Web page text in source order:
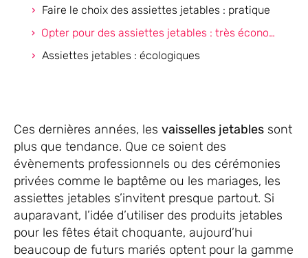
Faire le choix des assiettes jetables : pratique
Opter pour des assiettes jetables : très économique
Assiettes jetables : écologiques
Ces dernières années, les vaisselles jetables sont
plus que tendance. Que ce soient des
évènements professionnels ou des cérémonies
privées comme le baptême ou les mariages, les
assiettes jetables s’invitent presque partout. Si
auparavant, l’idée d’utiliser des produits jetables
pour les fêtes était choquante, aujourd’hui
beaucoup de futurs mariés optent pour la gamme